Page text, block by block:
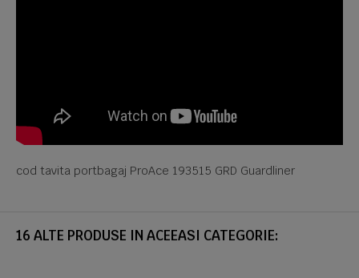
cod tavita portbagaj ProAce 193515 GRD Guardliner
16 ALTE PRODUSE IN ACEEASI CATEGORIE: